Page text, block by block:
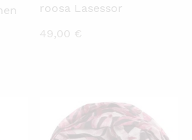
roosa Lasessor
49,00 €
KATSO PIKANÄKYMÄ